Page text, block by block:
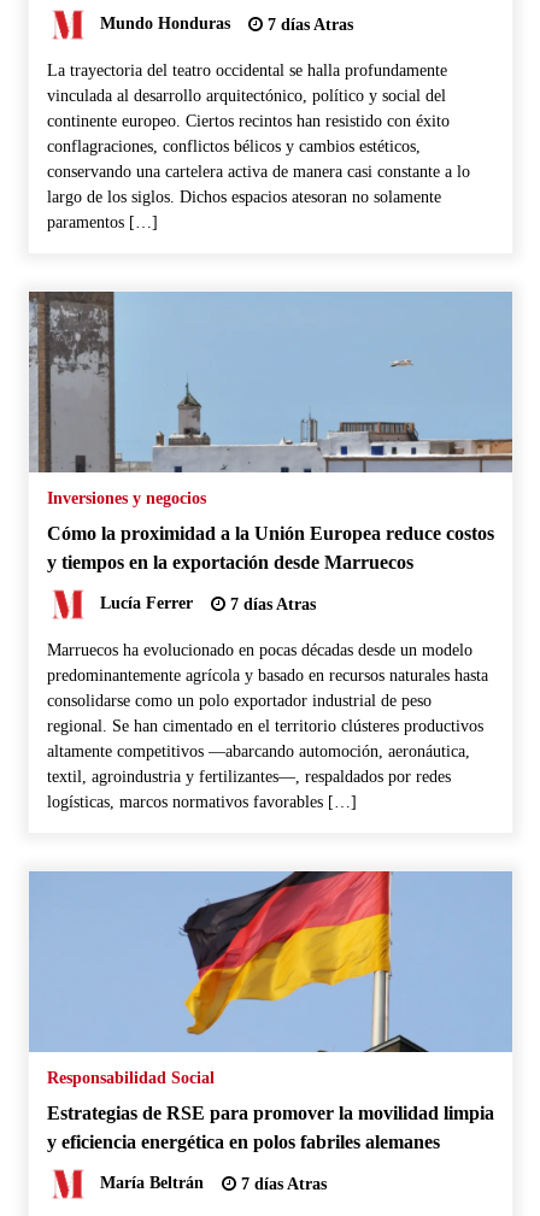
Mundo Honduras 7 días Atras
La trayectoria del teatro occidental se halla profundamente
vinculada al desarrollo arquitectónico, político y social del
continente europeo. Ciertos recintos han resistido con éxito
conflagraciones, conflictos bélicos y cambios estéticos,
conservando una cartelera activa de manera casi constante a lo
largo de los siglos. Dichos espacios atesoran no solamente
paramentos […]
Inversiones y negocios
Cómo la proximidad a la Unión Europea reduce costos
y tiempos en la exportación desde Marruecos
Lucía Ferrer 7 días Atras
Marruecos ha evolucionado en pocas décadas desde un modelo
predominantemente agrícola y basado en recursos naturales hasta
consolidarse como un polo exportador industrial de peso
regional. Se han cimentado en el territorio clústeres productivos
altamente competitivos —abarcando automoción, aeronáutica,
textil, agroindustria y fertilizantes—, respaldados por redes
logísticas, marcos normativos favorables […]
Responsabilidad Social
Estrategias de RSE para promover la movilidad limpia
y eficiencia energética en polos fabriles alemanes
María Beltrán 7 días Atras